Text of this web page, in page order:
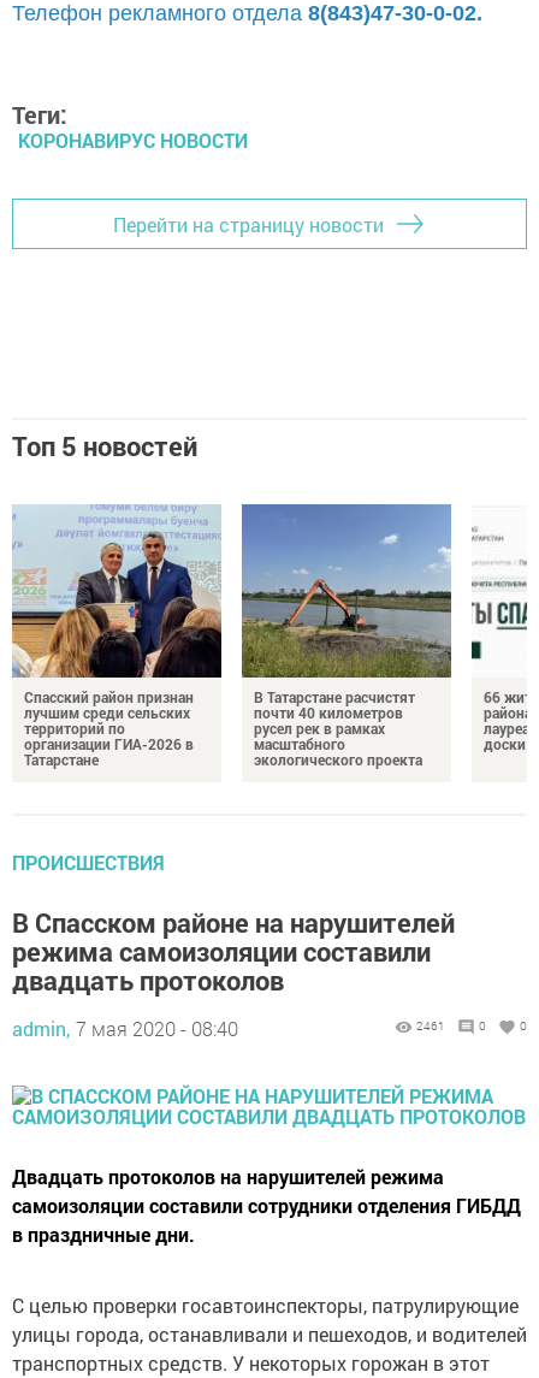
Телефон рекламного отдела 8(843)47-30-0-02.
Теги:
КОРОНАВИРУС НОВОСТИ
Перейти на страницу новости
Топ 5 новостей
Спасский район признан
лучшим среди сельских
территорий по
организации ГИА-2026 в
Татарстане
В Татарстане расчистят
почти 40 километров
русел рек в рамках
масштабного
экологического проекта
66
района
доски
ПРОИСШЕСТВИЯ
В Спасском районе на нарушителей
режима самоизоляции составили
двадцать протоколов
admin, 7 мая 2020 - 08:40 2461 0 0
Двадцать протоколов на нарушителей режима
самоизоляции составили сотрудники отделения ГИБДД
в праздничные дни.
С целью проверки госавтоинспекторы, патрулирующие
улицы города, останавливали и пешеходов, и водителей
транспортных средств. У некоторых горожан в этот